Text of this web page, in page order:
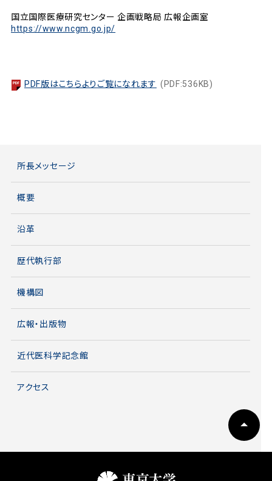
国立国際医療研究センター 企画戦略局 広報企画室
https://www.ncgm.go.jp/
PDF版はこちらよりご覧になれます (PDF:536KB)
所長メッセージ
概要
沿革
歴代執行部
機構図
広報・出版物
近代医科学記念館
アクセス